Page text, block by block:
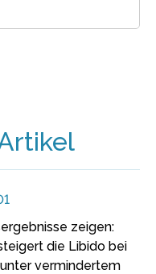
zeigen:
die Libido bei
unter vermindertem